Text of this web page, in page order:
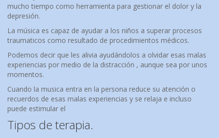
mucho tiempo como herramienta para gestionar el dolor y la
depresión.
La música es capaz de ayudar a los niños a superar procesos
traumaticos como resultado de procedimientos médicos.
Podemos decir que les alivia ayudándolos a olvidar esas malas
experiencias por medio de la distracción , aunque sea por unos
momentos.
Cuando la musica entra en la persona reduce su atención o
recuerdos de esas malas experiencias y se relaja e incluso
puede estimular el
Tipos de terapia.